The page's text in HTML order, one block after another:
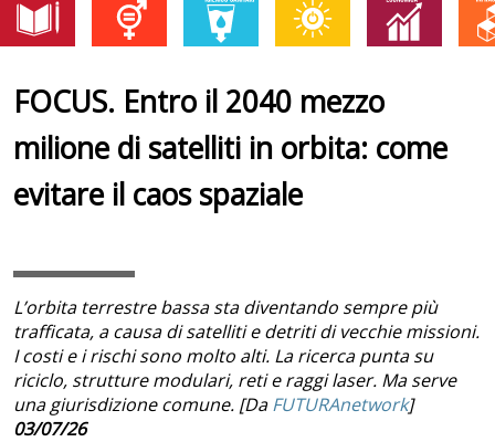
FOCUS. Entro il 2040 mezzo
milione di satelliti in orbita: come
evitare il caos spaziale
L’orbita terrestre bassa sta diventando sempre più
trafficata, a causa di satelliti e detriti di vecchie missioni.
I costi e i rischi sono molto alti. La ricerca punta su
riciclo, strutture modulari, reti e raggi laser. Ma serve
una giurisdizione comune. [DaFUTURAnetwork]
03/07/26